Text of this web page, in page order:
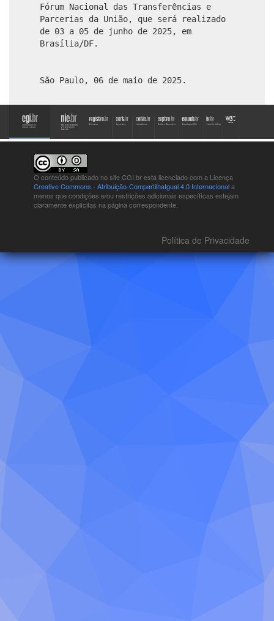
Fórum Nacional das Transferências e
Parcerias da União, que será realizado
de 03 a 05 de junho de 2025, em
Brasília/DF.
São Paulo, 06 de maio de 2025.
O conteúdo publicado no site CGI.br está licenciado com a Licença
Creative Commons - Atribuição-CompartilhaIgual 4.0 Internacionala
menos que condições e/ou restrições adicionais específicas estejam
claramente explícitas na página correspondente.
Política de Privacidade